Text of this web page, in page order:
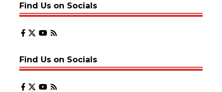
Find Us on Socials
Find Us on Socials